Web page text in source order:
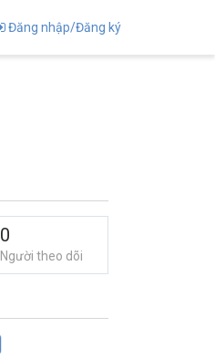
Đăng nhập/Đăng ký
0
Người theo dõi